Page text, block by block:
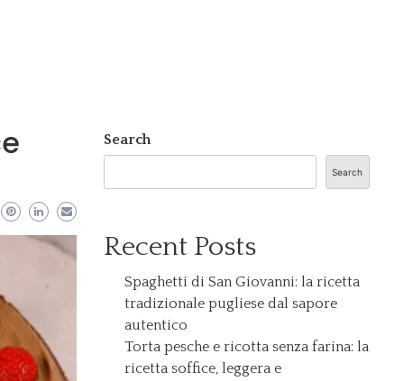
Search
Search
Recent Posts
Spaghetti di San Giovanni: la ricetta
tradizionale pugliese dal sapore
autentico
Torta pesche e ricotta senza farina: la
ricetta soffice, leggera e